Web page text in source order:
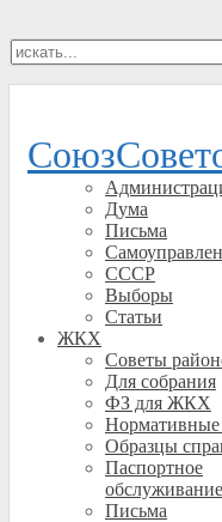
Дума
Письма
СССР
Выборы
Статьи
ЖКХ
Советы
Для собрания
ФЗ для ЖКХ
Образцы
Паспортное
обслуживание
Письма